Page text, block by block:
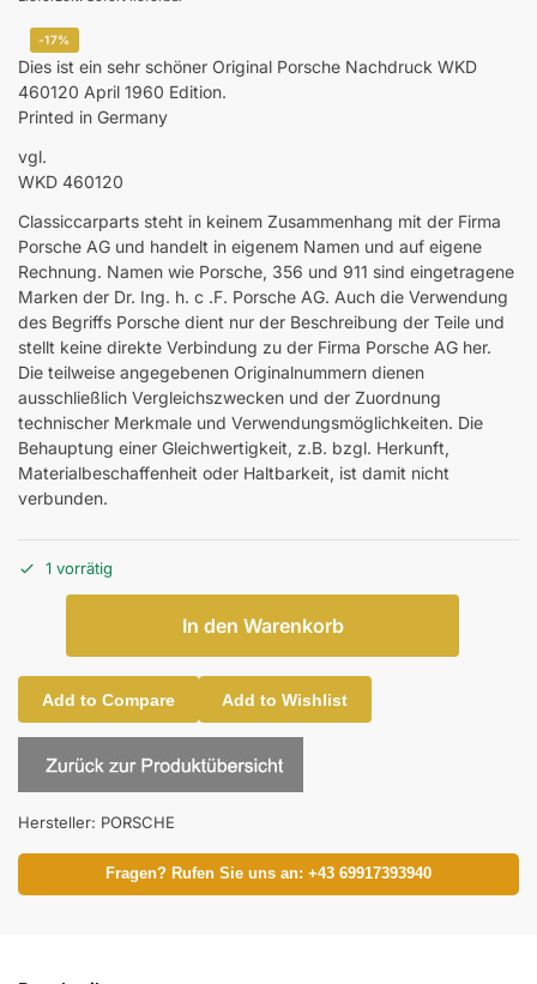
-17%
Dies ist ein sehr schöner Original Porsche Nachdruck WKD
460120 April 1960 Edition.
Printed in Germany
vgl.
WKD 460120
Classiccarparts steht in keinem Zusammenhang mit der Firma
Porsche AG und handelt in eigenem Namen und auf eigene
Rechnung. Namen wie Porsche, 356 und 911 sind eingetragene
Marken der Dr. Ing. h. c .F. Porsche AG. Auch die Verwendung
des Begriffs Porsche dient nur der Beschreibung der Teile und
stellt keine direkte Verbindung zu der Firma Porsche AG her.
Die teilweise angegebenen Originalnummern dienen
ausschließlich Vergleichszwecken und der Zuordnung
technischer Merkmale und Verwendungsmöglichkeiten. Die
Behauptung einer Gleichwertigkeit, z.B. bzgl. Herkunft,
Materialbeschaffenheit oder Haltbarkeit, ist damit nicht
verbunden.
1 vorrätig
In den Warenkorb
Add to Compare Add to Wishlist
Hersteller: PORSCHE
Fragen? Rufen Sie uns an: +43 69917393940